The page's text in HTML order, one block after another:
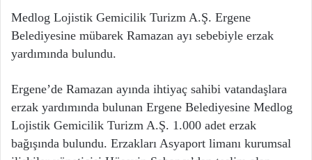
Medlog Lojistik Gemicilik Turizm A.Ş. Ergene
Belediyesine mübarek Ramazan ayı sebebiyle erzak
yardımında bulundu.
Ergene’de Ramazan ayında ihtiyaç sahibi vatandaşlara
erzak yardımında bulunan Ergene Belediyesine Medlog
Lojistik Gemicilik Turizm A.Ş. 1.000 adet erzak
bağışında bulundu. Erzakları Asyaport limanı kurumsal